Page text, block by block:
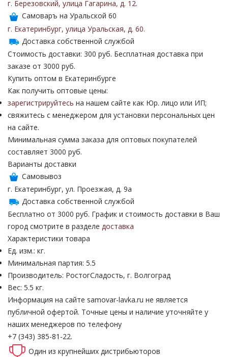
г. Березовский, улица Гагарина, д. 12.
Самоваръ на Уральской 60
г. Екатеринбург, улица Уральская, д. 60.
Доставка собственной службой
Стоимость доставки: 300 руб. Бесплатная доставка при
заказе от 3000 руб.
Купить оптом в Екатеринбурге
Как получить оптовые цены:
зарегистрируйтесь на нашем сайте как Юр. лицо или ИП;
свяжитесь с менеджером для установки персональных цен
на сайте.
Минимальная сумма заказа для оптовых покупателей
составляет 3000 руб.
Варианты доставки
Самовывоз
г. Екатеринбург, ул. Проезжая, д. 9а
Доставка собственной службой
Бесплатно от 3000 руб. График и стоимость доставки в Ваш
город смотрите в разделе доставка
Характеристики товара
Ед. изм.: кг.
Минимальная партия: 5.5
Производитель: РостогСладость, г. Волгоград
Вес: 5.5 кг.
Информация на сайте samovar-lavka.ru не является
публичной офертой. Точные цены и наличие уточняйте у
наших менеджеров по телефону
+7 (343) 385-81-22.
Один из крупнейших дистрибьюторов